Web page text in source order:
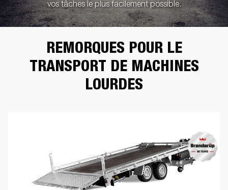
vos tâches le plus facilement possible.
REMORQUES POUR LE
TRANSPORT DE MACHINES
LOURDES